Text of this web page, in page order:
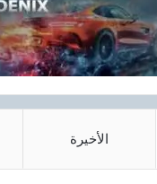
الأخيرة